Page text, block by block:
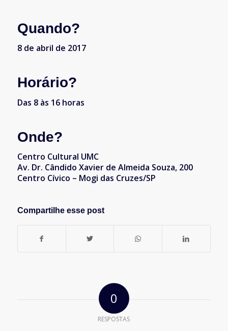
Quando?
8 de abril de 2017
Horário?
Das 8 às 16 horas
Onde?
Centro Cultural UMC
Av. Dr. Cândido Xavier de Almeida Souza, 200
Centro Cívico – Mogi das Cruzes/SP
Compartilhe esse post
0
RESPOSTAS